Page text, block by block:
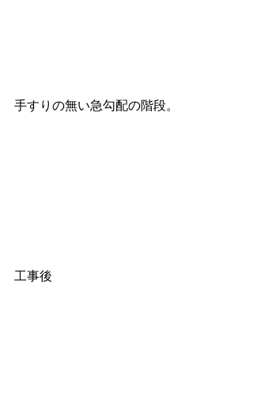
手すりの無い急勾配の階段。
工事後